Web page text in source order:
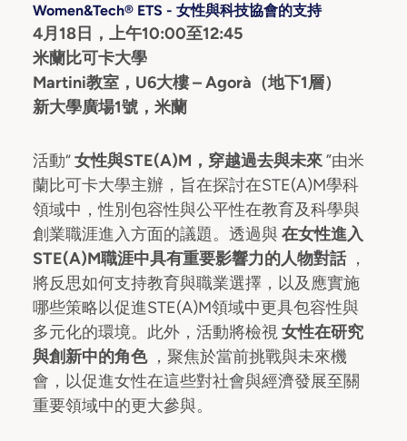
Women&Tech® ETS - 女性與科技協會的支持
4月18日，上午10:00至12:45
米蘭比可卡大學
Martini教室，U6大樓 – Agorà（地下1層）
新大學廣場1號，米蘭
活動“女性與STE(A)M，穿越過去與未來”由米
蘭比可卡大學主辦，旨在探討在STE(A)M學科
領域中，性別包容性與公平性在教育及科學與
創業職涯進入方面的議題。透過與 在女性進入
STE(A)M職涯中具有重要影響力的人物對話 ，
將反思如何支持教育與職業選擇，以及應實施
哪些策略以促進STE(A)M領域中更具包容性與
多元化的環境。此外，活動將檢視女性在研究
與創新中的角色 ，聚焦於當前挑戰與未來機
會，以促進女性在這些對社會與經濟發展至關
重要領域中的更大參與。